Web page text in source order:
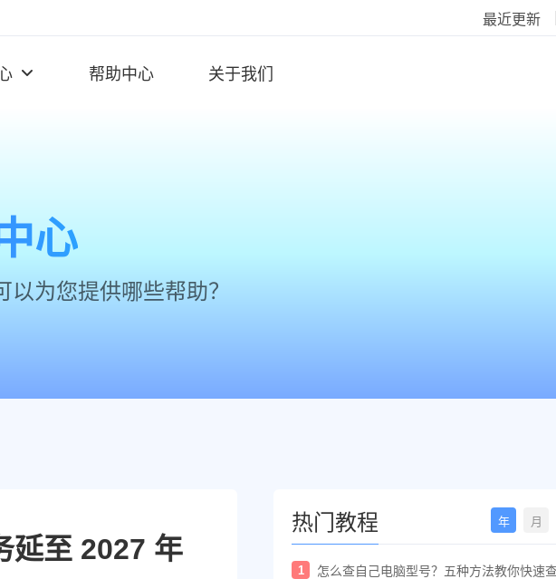
最近更新
帮助中心 关于我们
心
为您提供哪些帮助？
延至 2027 年
热门教程 年 月
1
怎么查自己电脑型号？五种方法教你快速